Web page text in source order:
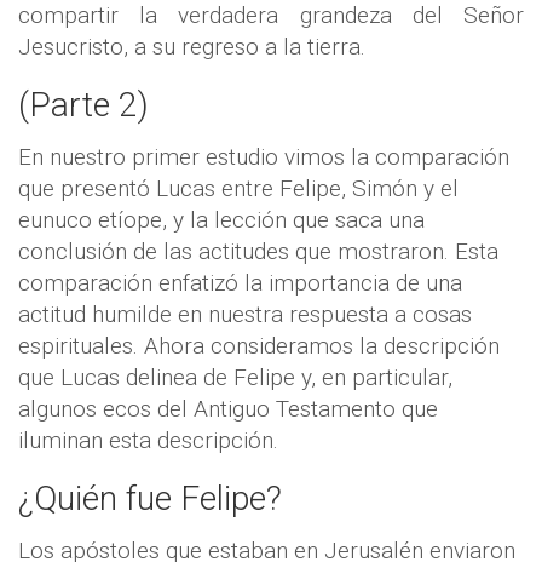
compartir la verdadera grandeza del Señor
Jesucristo, a su regreso a la tierra.
(Parte 2)
En nuestro primer estudio vimos la comparación
que presentó Lucas entre Felipe, Simón y el
eunuco etíope, y la lección que saca una
conclusión de las actitudes que mostraron. Esta
comparación enfatizó la importancia de una
actitud humilde en nuestra respuesta a cosas
espirituales. Ahora consideramos la descripción
que Lucas delinea de Felipe y, en particular,
algunos ecos del Antiguo Testamento que
iluminan esta descripción.
¿Quién fue Felipe?
Los apóstoles que estaban en Jerusalén enviaron